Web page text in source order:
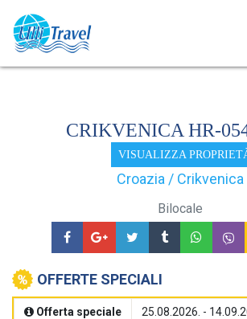
CRIKVENICA HR-
VISUALIZZA
Croazia / Crikvenica
Bilocale
OFFERTE SPECIALI
Offerta speciale 25.08.2026. -